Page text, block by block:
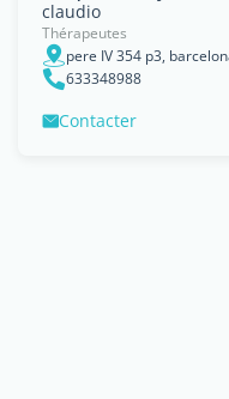
claudio
Thérapeutes
pere IV 354 p3,
633348988
Contacter